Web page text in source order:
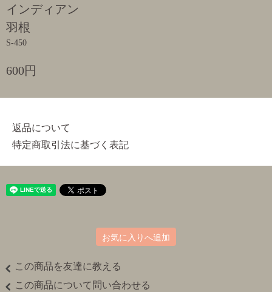
インディアン
羽根
S-450
600円
返品について
特定商取引法に基づく表記
お気に入りへ追加
この商品を友達に教える
この商品について問い合わせる